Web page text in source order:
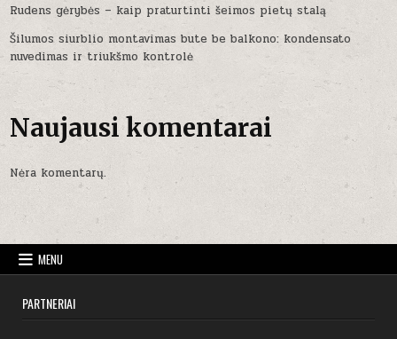
Rudens gėrybės – kaip praturtinti šeimos pietų stalą
Šilumos siurblio montavimas bute be balkono: kondensato
nuvedimas ir triukšmo kontrolė
Naujausi komentarai
Nėra komentarų.
MENU
PARTNERIAI